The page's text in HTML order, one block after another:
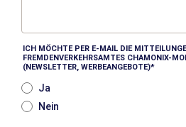
ICH MÖCHTE PER E-MAIL DIE
FREMDENVERKEHRSAMTES CHAMONIX-
(NEWSLETTER, WERBEANGEBOTE)
Ja
Nein